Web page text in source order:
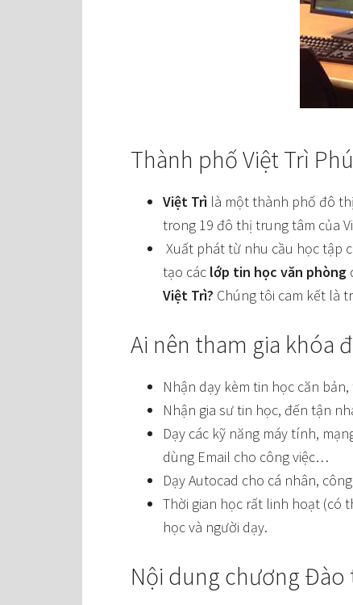
Thành phố Việt Trì
Việt Trì là một thành phố đô
trong 19 đô thị trung tâm của
Xuất phát từ nhu cầu học tập
tạo các lớp tin học văn phòng
Việt Trì? Chúng tôi cam kết là
Ai nên tham gia khóa
Nhận dạy kèm tin học căn
Nhận gia sư tin học, đến tận
Dạy các kỹ năng máy tính,
dùng Email cho công việc…
Dạy Autocad cho cá nhân,
Thời gian học rất linh hoạt (có
học và người dạy.
Nội dung chương